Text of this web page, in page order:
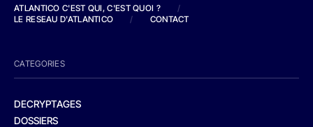
ATLANTICO C'EST QUI, C'EST QUOI ?
/
LE RESEAU D'ATLANTICO
/ CONTACT
CATEGORIES
DECRYPTAGES
DOSSIERS